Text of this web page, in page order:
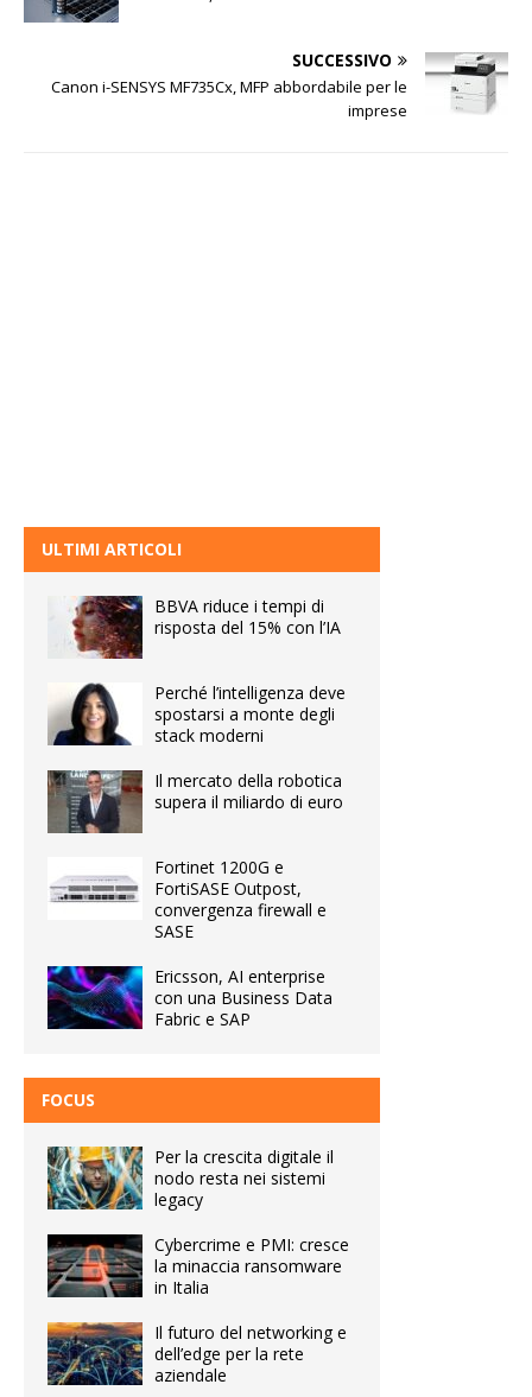
SUCCESSIVO
Canon i-SENSYS MF735Cx, MFP abbordabile per le
imprese
ULTIMI ARTICOLI
BBVA riduce i tempi di
risposta del 15% con l’IA
Perché l’intelligenza deve
spostarsi a monte degli
stack moderni
Il mercato della robotica
supera il miliardo di euro
Fortinet 1200G e
FortiSASE Outpost,
convergenza firewall e
SASE
Ericsson, AI enterprise
con una Business Data
Fabric e SAP
FOCUS
Per la crescita digitale il
nodo resta nei sistemi
legacy
Cybercrime e PMI: cresce
la minaccia ransomware
in Italia
Il futuro del networking e
dell’edge per la rete
aziendale